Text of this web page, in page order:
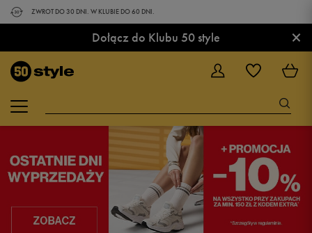
ZWROT DO 30 DNI. W KLUBIE DO 60 DNI.
Dołącz do Klubu 50 style ×